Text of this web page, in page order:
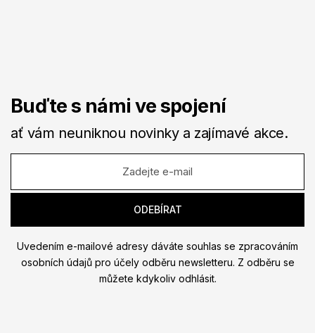
Buďte s námi ve spojení
ať vám neuniknou novinky a zajímavé akce.
Uvedením e-mailové adresy dáváte souhlas se zpracováním
osobních údajů pro účely odběru newsletteru. Z odběru se
můžete kdykoliv odhlásit.